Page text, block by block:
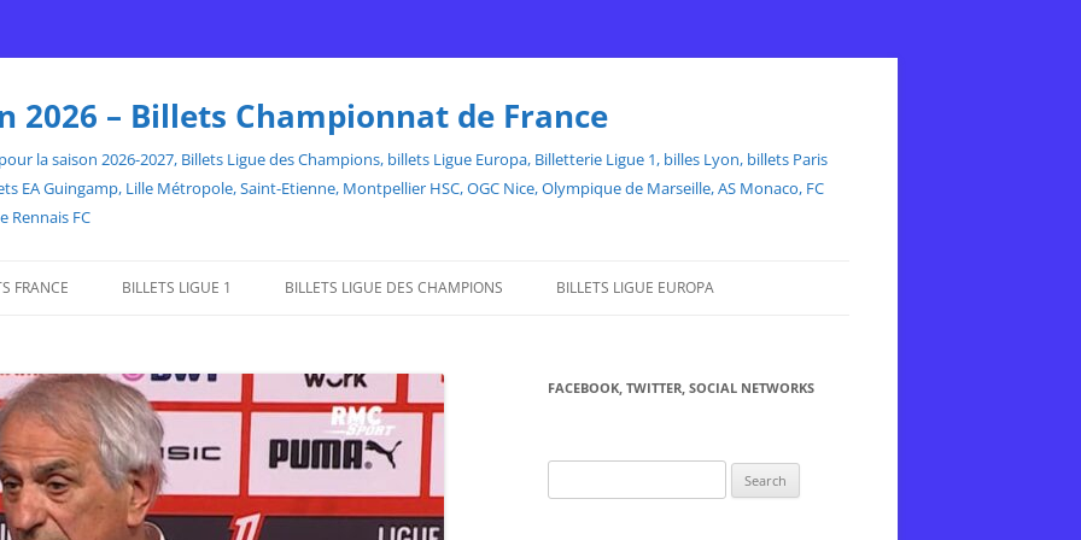
2026 – Billets Championnat de France
la saison 2026-2027, Billets Ligue des Champions, billets Ligue Europa, Billetterie Ligue 1, billes Lyon, billets Paris
EA Guingamp, Lille Métropole, Saint-Etienne, Montpellier HSC, OGC Nice, Olympique de Marseille, AS Monaco, FC
Rennais FC
FRANCE BILLETS LIGUE 1 BILLETS LIGUE DES CHAMPIONS BILLETS LIGUE EUROPA
FACEBOOK, TWITTER, SOCIAL NETWORKS
for: